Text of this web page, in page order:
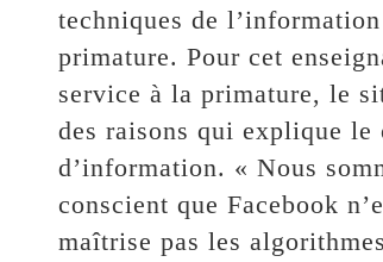
techniques de
primature. Pour cet
service à la primature, le
des raisons qui explique
d’information. « Nous
conscient que Facebook
maîtrise pas les